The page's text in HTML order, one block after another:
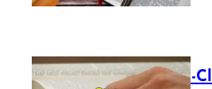
The Sixto-